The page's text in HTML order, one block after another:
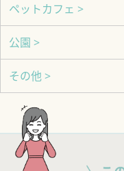
ペットカフェ >
公園 >
その他 >